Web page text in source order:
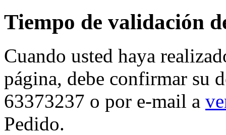
Tiempo de validación
Cuando usted haya
página, debe confirmar su
63373237 o por e-mail a
Pedido.